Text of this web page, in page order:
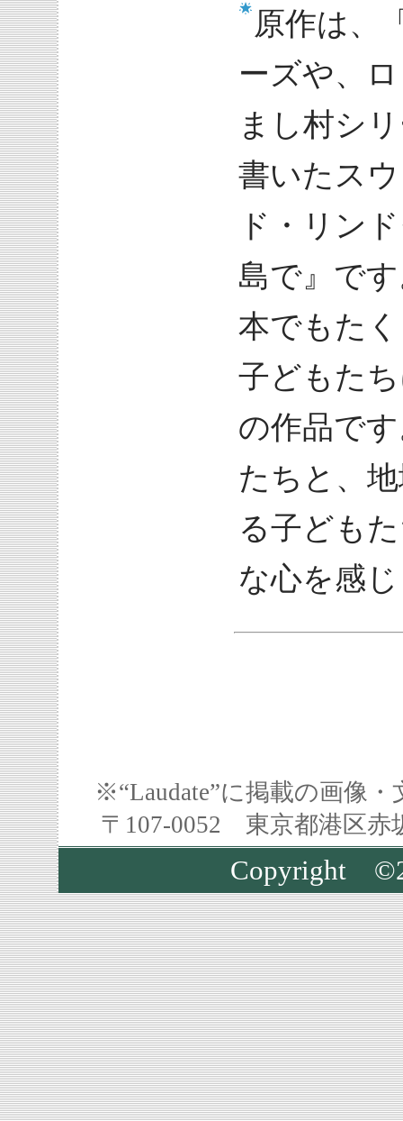
原作は、
ーズや、
まし村シ
書いたス
ド・リン
島で』で
本でもた
子どもた
の作品で
たちと、
る子ども
な心を感
※“Laudate”に掲載の画像
〒107-0052 東京都港区
Copyright